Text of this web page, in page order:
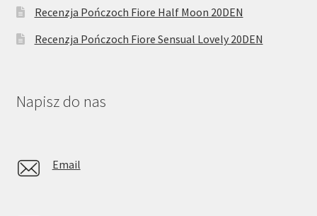
Recenzja Pończoch Fiore Half Moon 20DEN
Recenzja Pończoch Fiore Sensual Lovely 20DEN
Napisz do nas
Email